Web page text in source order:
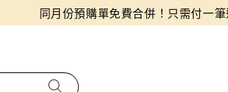
同月份預購單免費合併！只需付一